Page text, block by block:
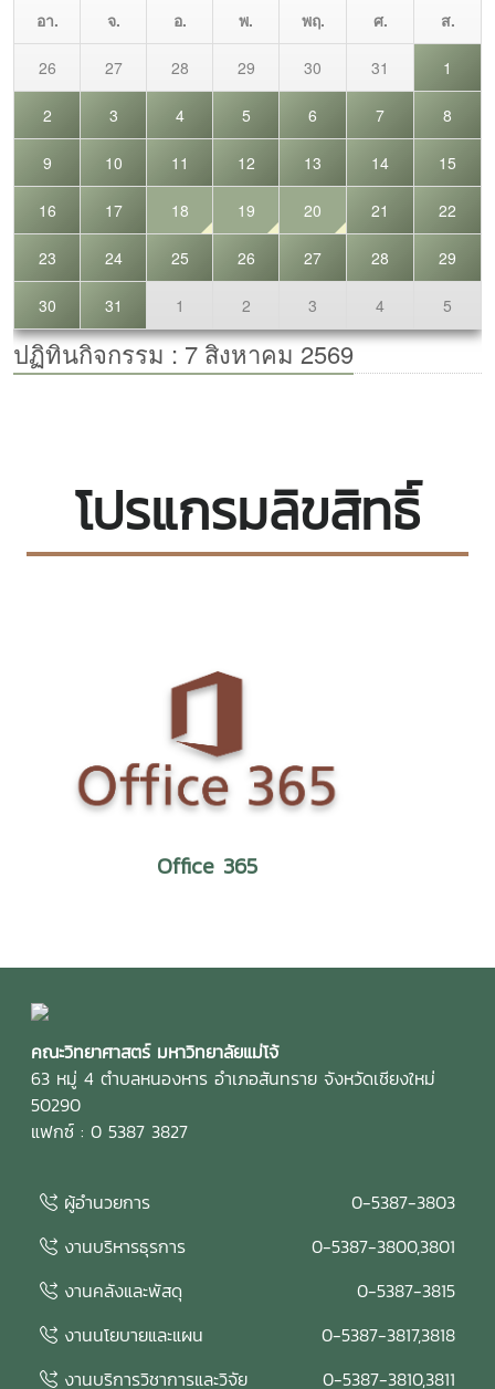
โปรแกรมลิขสิทธิ์
Office 365
คณะวิทยาศาสตร์ มหาวิทยาลัยแม่โจ้
63 หมู่ 4 ตำบลหนองหาร อำเภอสันทราย จังหวัดเชียงใหม่
50290
แฟกซ์ : 0 5387 3827
ผู้อำนวยการ
0-5387-3803
งานบริหารธุรการ
0-5387-3800,3801
งานคลังและพัสดุ
0-5387-3815
งานนโยบายและแผน
0-5387-3817,3818
งานบริการวิชาการและวิจัย
0-5387-3810,3811